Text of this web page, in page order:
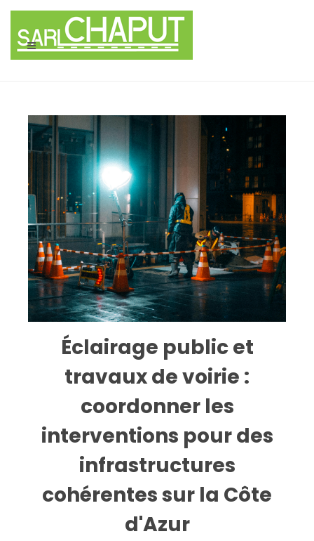
Éclairage public et
travaux de voirie :
coordonner les
interventions pour des
infrastructures
cohérentes sur la Côte
d'Azur
Panneau de gestion des cookies